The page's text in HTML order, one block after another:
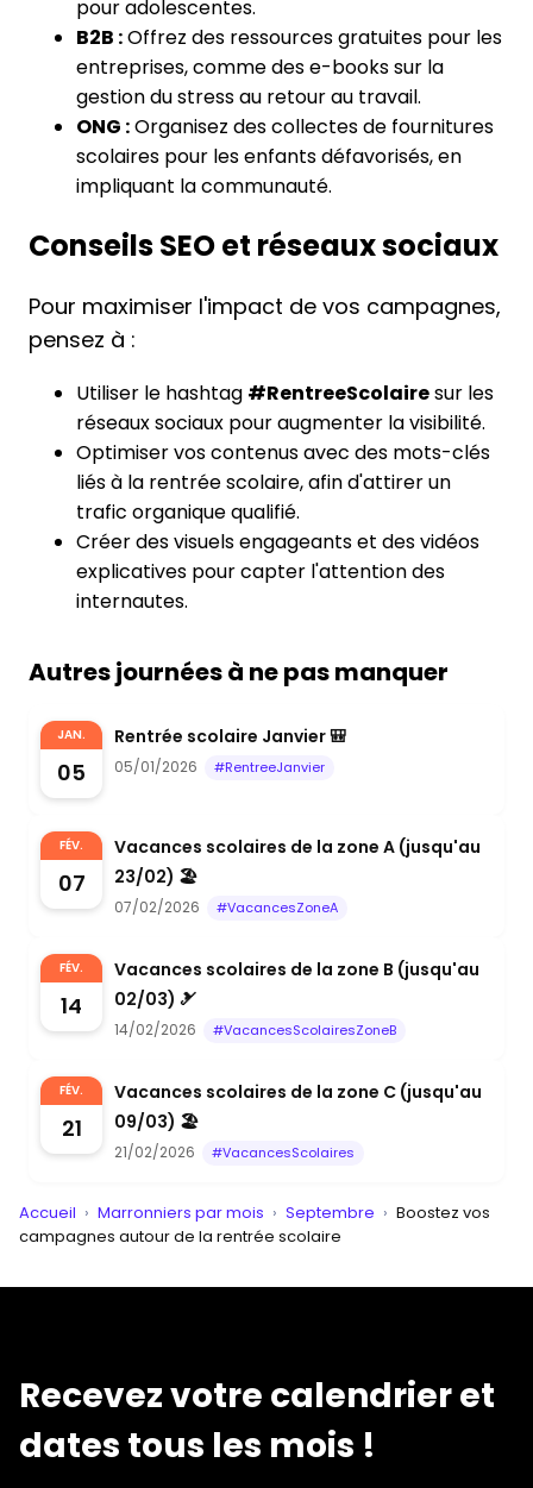
pour adolescentes.
B2B :Offrez des ressources gratuites pour les
entreprises, comme des e-books sur la
gestion du stress au retour au travail.
ONG :Organisez des collectes de fournitures
scolaires pour les enfants défavorisés, en
impliquant la communauté.
Conseils SEO et réseaux sociaux
Pour maximiser l'impact de vos campagnes,
pensez à :
Utiliser le hashtag #RentreeScolairesur les
réseaux sociaux pour augmenter la visibilité.
Optimiser vos contenus avec des mots-clés
liés à la rentrée scolaire, afin d'attirer un
trafic organique qualifié.
Créer des visuels engageants et des vidéos
explicatives pour capter l'attention des
internautes.
Autres journées à ne pas manquer
JAN.
05
Rentrée scolaire Janvier 🎒
05/01/2026 #RentreeJanvier
FÉV.
07
Vacances scolaires de la zone A (jusqu'au
23/02) 🏖️
07/02/2026 #VacancesZoneA
FÉV.
14
Vacances scolaires de la zone B (jusqu'au
02/03) 🎿
14/02/2026 #VacancesScolairesZoneB
FÉV.
21
Vacances scolaires de la zone C (jusqu'au
09/03) 🏖️
21/02/2026 #VacancesScolaires
Accueil › Marronniers par mois › Septembre › Boostez vos
campagnes autour de la rentrée scolaire
Recevez votre calendrier et
dates tous les mois !